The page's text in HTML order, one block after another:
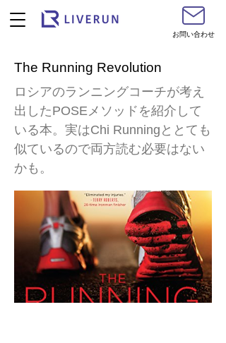
お問い合わせ
The Running Revolution
ロシアのランニングコーチが考え
出したPOSEメソッドを紹介して
いる本。実はChi Runningととても
似ているので両方読む必要はない
かも。